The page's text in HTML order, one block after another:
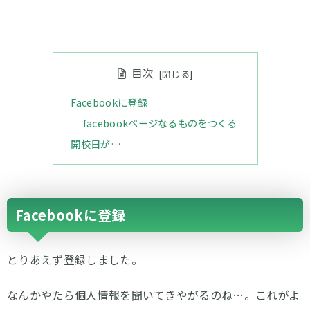
目次
Facebookに登録
facebookページなるものをつくる
開校日が…
Facebookに登録
とりあえず登録しました。
なんかやたら個人情報を聞いてきやがるのね…。これがよ